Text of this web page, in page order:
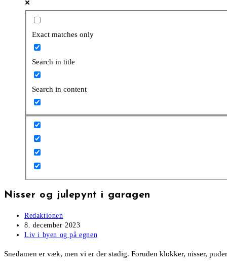
Exact matches only
Search in title
Search in content
Nisser og julepynt i garagen
Post
author:
Redaktionen
Post
published:
8. december 2023
Post
Liv i byen og på egnen
Snedamen er væk, men vi er der stadig. Foruden klokker, nisser,